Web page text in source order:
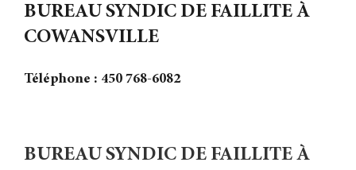
BUREAU SYNDIC DE FAILLITE À
COWANSVILLE
Téléphone : 450 768-6082
BUREAU SYNDIC DE FAILLITE À